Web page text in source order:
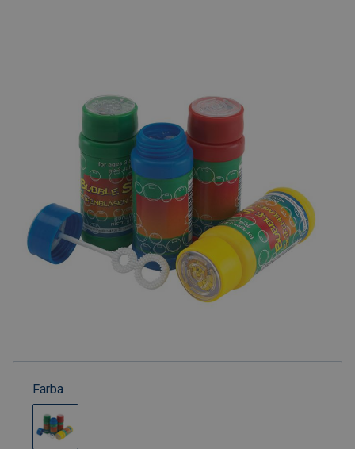
Farba